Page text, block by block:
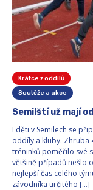
Krátce z oddílů
Soutěže a akce
Semilští už mají
I děti v Semilech se
oddíly a kluby. Zhruba
tréninků poměřilo své
většině případů nešlo
nejlepší čas celého
závodníka určitého […]